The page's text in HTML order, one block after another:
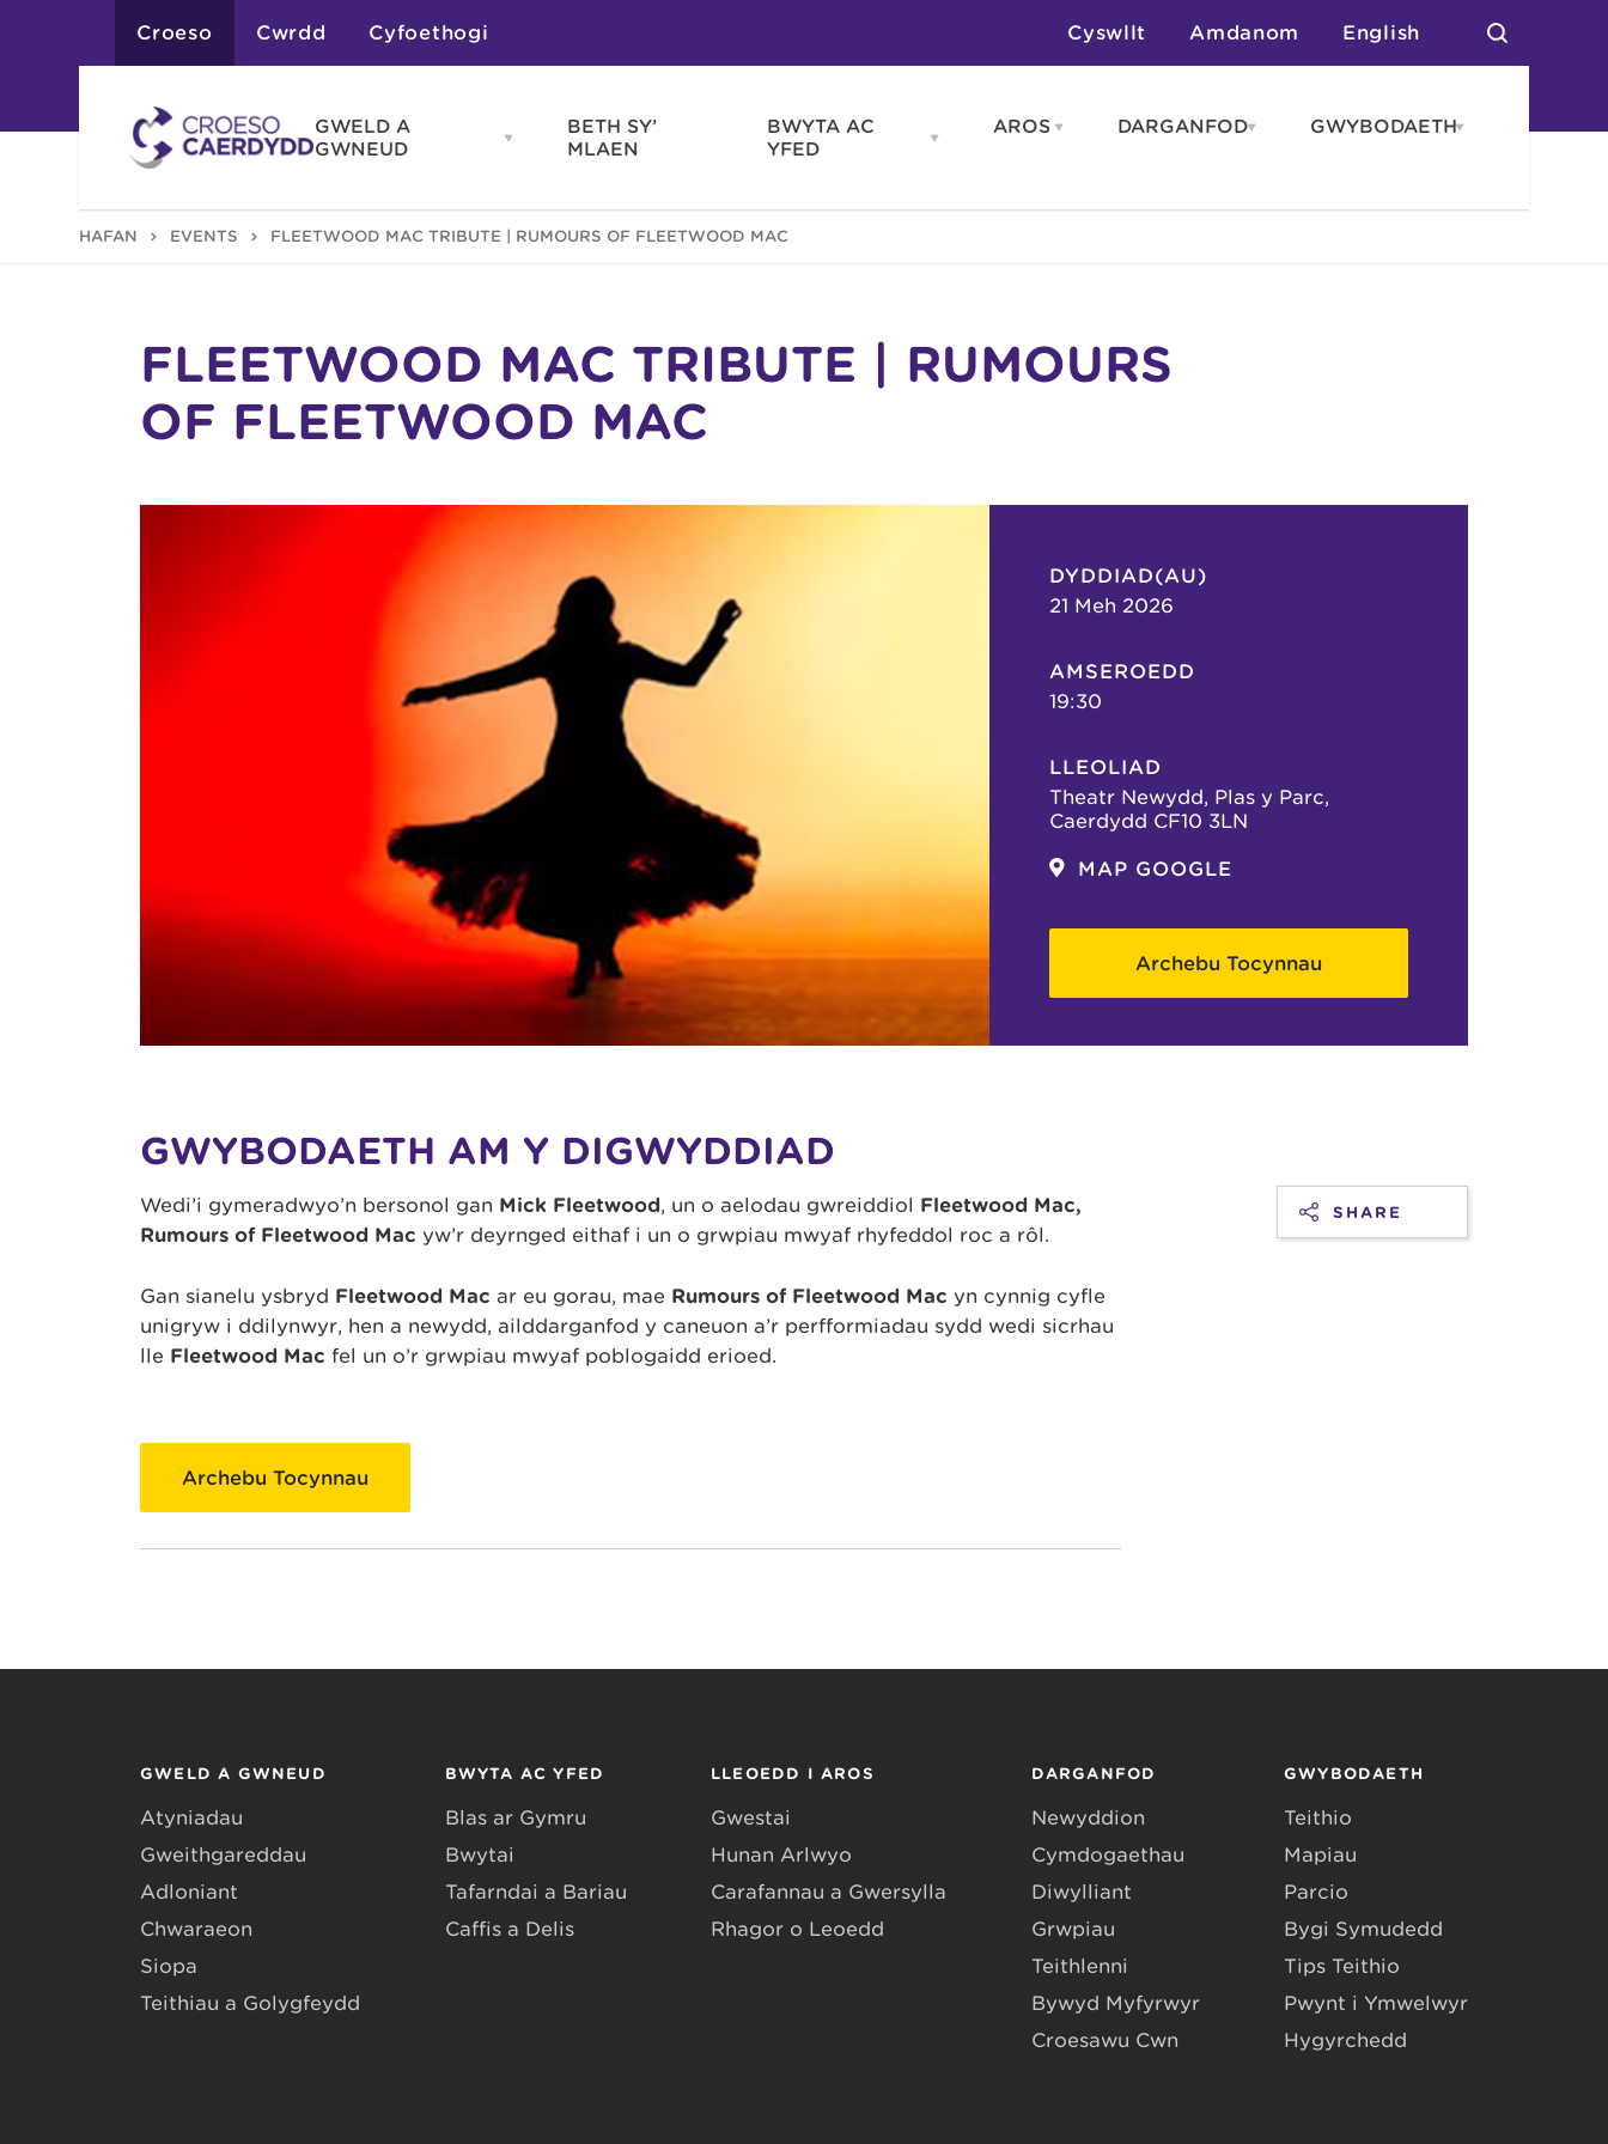
Croeso Cwrdd Cyfoethogi Cyswllt Amdanom English
GWELD A
GWNEUD
Open
GWNEUD
menu
Atyniadau
BETH SY’
MLAEN
BWYTA AC
YFED
Open
YFED
AROS Open
DARGANFODOpen
GWYBODAETHOpen
HAFAN EVENTS FLEETWOOD MAC TRIBUTE | RUMOURS OF FLEETWOOD MAC
FLEETWOOD MAC TRIBUTE | RUMOURS
OF FLEETWOOD MAC
DYDDIAD(AU)
21 Meh 2026
AMSEROEDD
19:30
LLEOLIAD
Theatr Newydd, Plas y Parc,
Caerdydd CF10 3LN
MAP GOOGLE
Archebu Tocynnau
GWYBODAETH AM Y DIGWYDDIAD
Wedi’i gymeradwyo’n bersonol gan Mick Fleetwood, un o aelodau gwreiddiol Fleetwood Mac,
Rumours of Fleetwood Mac yw’r deyrnged eithaf i un o grwpiau mwyaf rhyfeddol roc a rôl.
Gan sianelu ysbryd Fleetwood Mac ar eu gorau, mae Rumours of Fleetwood Mac yn cynnig cyfle
unigryw i ddilynwyr, hen a newydd, ailddarganfod y caneuon a’r perfformiadau sydd wedi sicrhau
lle Fleetwood Mac fel un o’r grwpiau mwyaf poblogaidd erioed.
Archebu Tocynnau
SHARE
GWELD A GWNEUD
Atyniadau
Gweithgareddau
Adloniant
Chwaraeon
Siopa
Teithiau a Golygfeydd
BWYTA AC YFED
Blas ar Gymru
Bwytai
Tafarndai a Bariau
Caffis a Delis
LLEOEDD I AROS
Gwestai
Hunan Arlwyo
Carafannau a Gwersylla
Rhagor o Leoedd
DARGANFOD
Newyddion
Cymdogaethau
Diwylliant
Grwpiau
Teithlenni
Bywyd Myfyrwyr
Croesawu Cŵn
GWYBODAETH
Teithio
Mapiau
Parcio
Bygi Symudedd
Tips Teithio
Pwynt i Ymwelwyr
Hygyrchedd